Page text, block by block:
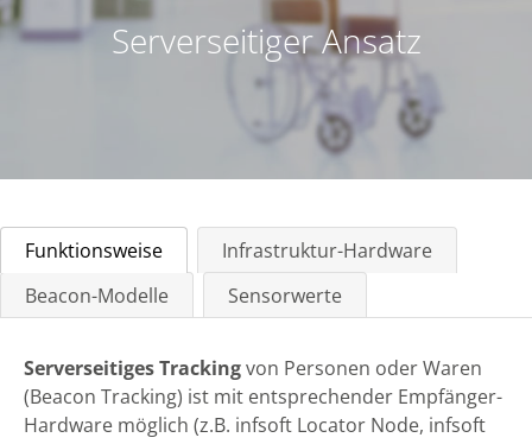
Serverseitiger Ansatz
Funktionsweise
Infrastruktur-Hardware
Beacon-Modelle
Sensorwerte
Serverseitiges Trackingvon Personen oder Waren
(Beacon Tracking) ist mit entsprechender Empfänger-
Hardware möglich (z.B. infsoft Locator Node, infsoft